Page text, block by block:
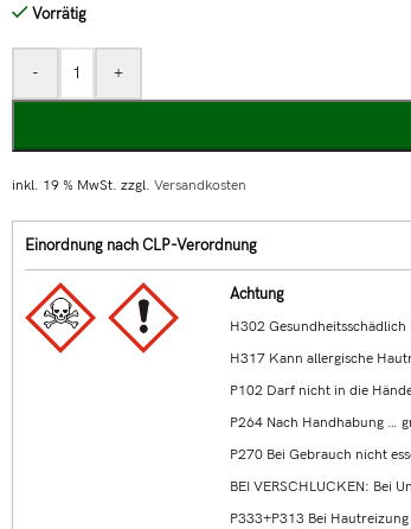
Vorrätig
- +
inkl. 19 % MwSt. zzgl. Versandkosten
Einordnung nach CLP-Verordnung
Achtung
H302 Gesundheitsschädlich
H317 Kann allergische
P102 Darf nicht in die
P264 Nach Handhabung …
P270 Bei Gebrauch nicht
BEI VERSCHLUCKEN: Bei
P333+P313 Bei